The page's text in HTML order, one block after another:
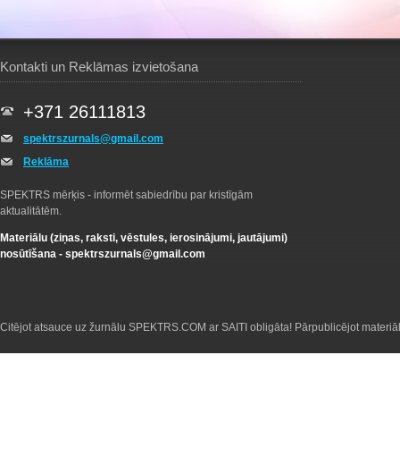
Kontakti un Reklāmas izvietošana
+371 26111813
spektrszurnals@gmail.com
Reklāma
SPEKTRS mērķis - informēt sabiedrību par kristīgām
aktualitātēm.
Materiālu (ziņas, raksti, vēstules, ierosinājumi, jautājumi)
nosūtīšana - spektrszurnals@gmail.com
Citējot atsauce uz žurnālu SPEKTRS.COM ar SAITI obligāta! Pārpublicējot